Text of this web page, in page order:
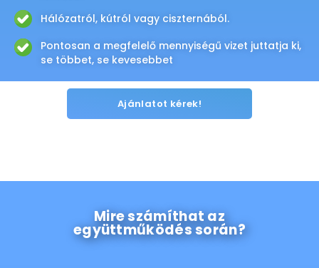
Hálózatról, kútról vagy ciszternából.
Pontosan a megfelelő mennyiségű vizet juttatja ki,
se többet, se kevesebbet
Ajánlatot kérek!
Mire számíthat az
együttműködés során?